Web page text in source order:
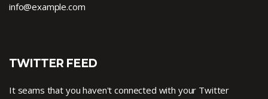
info@example.com
TWITTER FEED
It seams that you haven't connected with your Twitter